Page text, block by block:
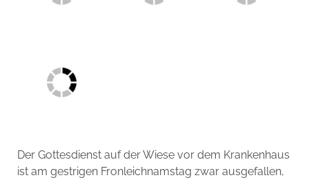
Der Gottesdienst auf der Wiese vor dem Krankenhaus
ist am gestrigen Fronleichnamstag zwar ausgefallen,